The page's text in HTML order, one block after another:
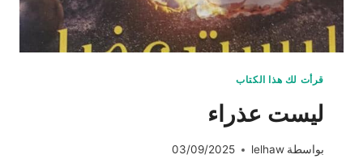
قرأت لك هذا الكتاب
ليست عذراء
بواسطة lelhaw
03/09/2025